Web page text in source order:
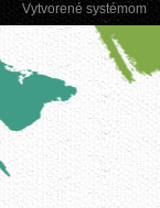
Vytvorené systémom